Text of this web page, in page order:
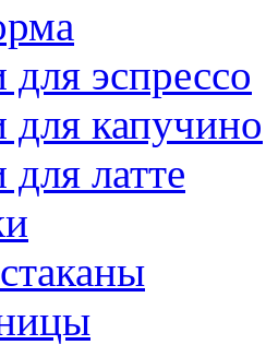
эспрессо
капучино
латте